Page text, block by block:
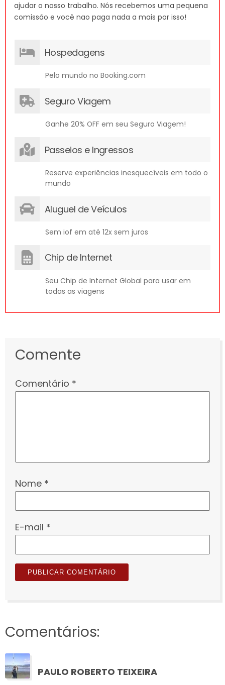
ajudar o nosso trabalho. Nós recebemos uma pequena
comissão e você nao paga nada a mais por isso!
Hospedagens
Pelo mundo no Booking.com
Seguro Viagem
Ganhe 20% OFF em seu Seguro Viagem!
Passeios e Ingressos
Reserve experiências inesquecíveis em todo o
mundo
Aluguel de Veículos
Sem iof em até 12x sem juros
Chip de Internet
Seu Chip de Internet Global para usar em
todas as viagens
Comente
Comentário *
Nome *
E-mail *
Comentários:
PAULO ROBERTO TEIXEIRA